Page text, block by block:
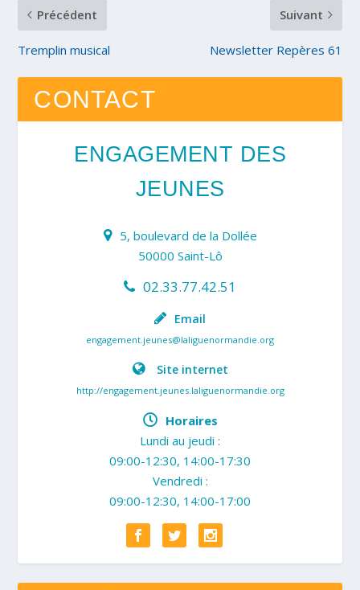
Précédent
Tremplin musical
Suivant
Newsletter Repères 61
CONTACT
ENGAGEMENT DES
JEUNES
5, boulevard de la Dollée
50000 Saint-Lô
02.33.77.42.51
Email
engagement.jeunes@laliguenormandie.org
Site internet
http://engagement.jeunes.laliguenormandie.org
Horaires
Lundi au jeudi :
09:00-12:30, 14:00-17:30
Vendredi :
09:00-12:30, 14:00-17:00